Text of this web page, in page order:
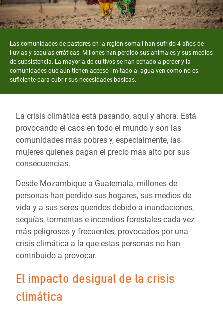
Las comunidades de pastores en la región somalí han sufrido 4 años de
lluvias y sequías erráticas. Millones han perdido sus animales y sus medios
de subsistencia. La mayoría de cultivos se han echado a perder y la
comunidades que aún tienen acceso limitado al agua ven como no es
suficiente para cubrir sus necesidades básicas.
La crisis climática está pasando, aquí y ahora. Está
provocando el caos en todo el mundo y son las
comunidades más pobres y, especialmente, las
mujeres quienes pagan el precio más alto por sus
consecuencias.
Desde Mozambique a Guatemala, millones de
personas han perdido sus hogares, sus medios de
vida y a sus seres queridos debido a inundaciones,
sequías, tormentas e incendios forestales cada vez
más peligrosos y frecuentes, provocados por una
crisis climática a la que estas personas no han
contribuido a provocar.
El impacto desigual de la crisis
climática